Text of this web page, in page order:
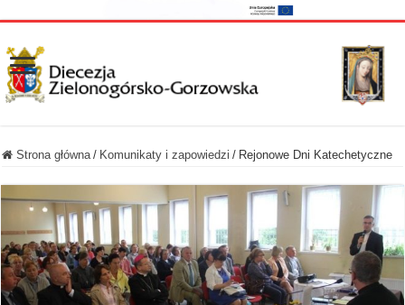
Strona główna / Komunikaty i zapowiedzi / Rejonowe Dni Katechetyczne